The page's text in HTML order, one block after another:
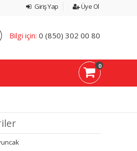
Giriş Yap Üye Ol
Bilgi için: 0 (850) 302 00 80
0